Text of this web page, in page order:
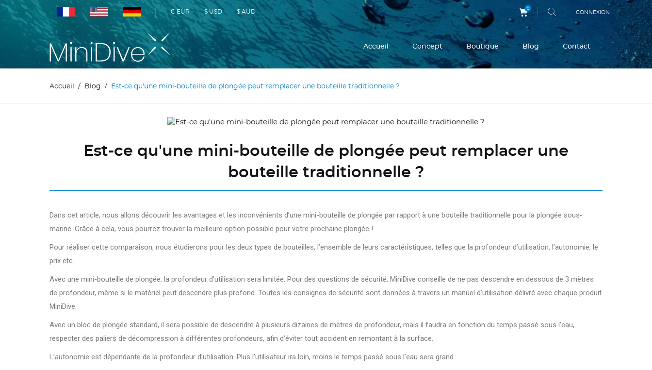
€ EUR $ USD $ AUD
0
CONNEXION
Accueil Concept Boutique Blog Contact
Accueil Blog Est-ce qu'une mini-bouteille de plongée peut remplacer une bouteille traditionnelle ?
Est-ce qu'une mini-bouteille de plongée peut remplacer une
bouteille traditionnelle ?
Dans cet article, nous allons découvrir les avantages et les inconvénients d’une mini-bouteille de plongée par rapport à une bouteille traditionnelle pour la plongée sous-
marine. Grâce à cela, vous pourrez trouver la meilleure option possible pour votre prochaine plongée !
Pour réaliser cette comparaison, nous étudierons pour les deux types de bouteilles, l’ensemble de leurs caractéristiques, telles que la profondeur d’utilisation, l’autonomie, le
prix etc.
Avec une mini-bouteille de plongée, la profondeur d’utilisation sera limitée. Pour des questions de sécurité, MiniDive conseille de ne pas descendre en dessous de 3 mètres
de profondeur, même si le matériel peut descendre plus profond. Toutes les consignes de sécurité sont données à travers un manuel d’utilisation délivré avec chaque produit
MiniDive.
Avec un bloc de plongée standard, il sera possible de descendre à plusieurs dizaines de mètres de profondeur, mais il faudra en fonction du temps passé sous l’eau,
respecter des paliers de décompression à différentes profondeurs, afin d’éviter tout accident en remontant à la surface.
L’autonomie est dépendante de la profondeur d’utilisation. Plus l’utilisateur ira loin, moins le temps passé sous l’eau sera grand.